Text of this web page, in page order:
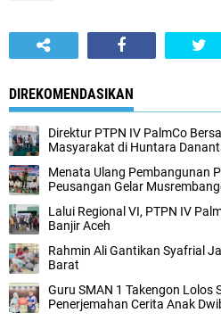
DIREKOMENDASIKAN
Direktur PTPN IV PalmCo
Masyarakat di Huntara
Menata Ulang Pembangunan
Peusangan Gelar
Lalui Regional VI, PTPN IV
Banjir Aceh
Rahmin Ali Gantikan Syafrial
Barat
Guru SMAN 1 Takengon Lolos
Penerjemahan Cerita Anak